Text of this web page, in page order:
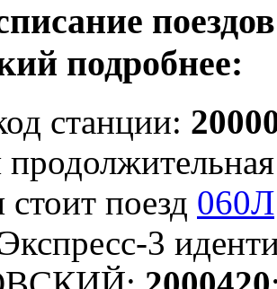
подробнее:
станции:
стоит поезд 060Л
3